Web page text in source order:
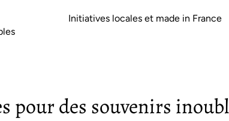
Initiatives locales et made in France
pour des souvenirs